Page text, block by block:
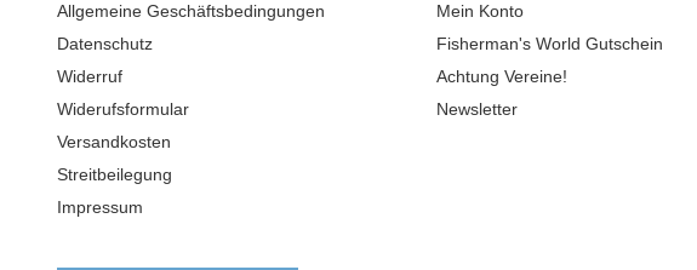
Allgemeine Geschäftsbedingungen
Datenschutz
Widerruf
Widerufsformular
Versandkosten
Streitbeilegung
Impressum
Mein Konto
Fisherman's World Gutschein
Achtung Vereine!
Newsletter